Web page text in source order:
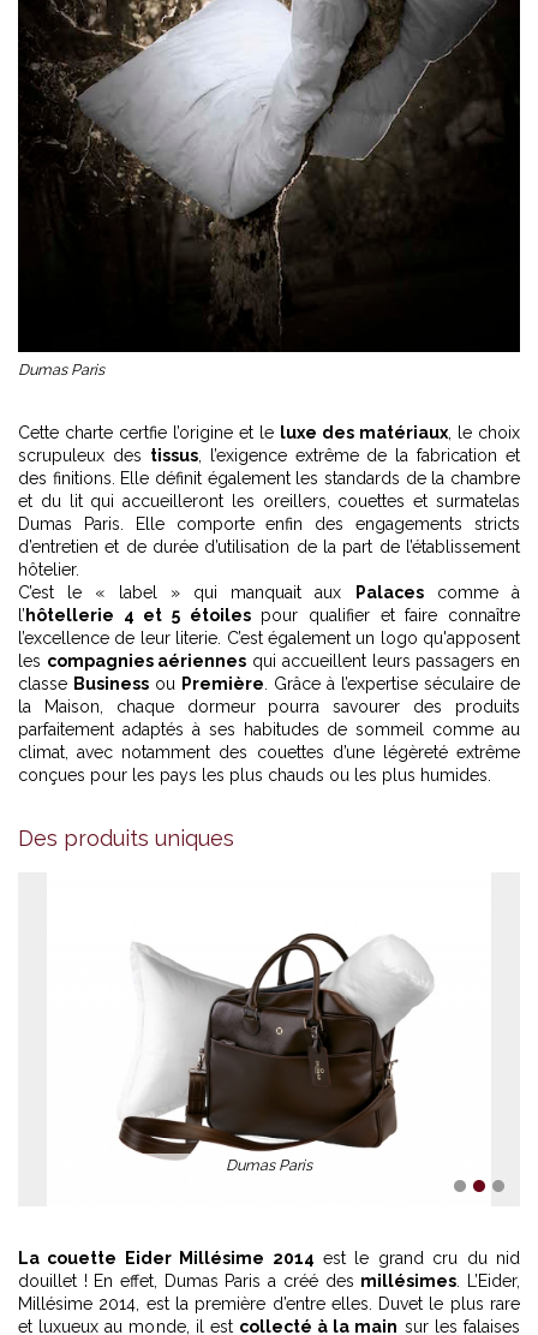
Dumas Paris
Cette charte certfie l’origine et le luxe des matériaux , le choix
scrupuleux des tissus, l’exigence extrême de la fabrication et
des finitions. Elle définit également les standards de la chambre
et du lit qui accueilleront les oreillers, couettes et surmatelas
Dumas Paris. Elle comporte enfin des engagements stricts
d’entretien et de durée d’utilisation de la part de l’établissement
hôtelier.
C’est le « label » qui manquait aux
Palacescomme à
l’ hôtellerie 4 et 5 étoilespour qualifier et faire connaître
l’excellence de leur literie. C’est également un logo qu'apposent
les compagnies aériennes qui accueillent leurs passagers en
classe Business ou Première . Grâce à l’expertise séculaire de
la Maison, chaque dormeur pourra savourer des produits
parfaitement adaptés à ses habitudes de sommeil comme au
climat, avec notamment des couettes d’une légèreté extrême
conçues pour les pays les plus chauds ou les plus humides.
Des produits uniques
Dumas Paris
La couette Eider Millésime 2014 est le grand cru du nid
douillet ! En effet, Dumas Paris a créé des millésimes. L’Eider,
Millésime 2014, est la première d’entre elles. Duvet le plus rare
et luxueux au monde, il est collecté à la main sur les falaises